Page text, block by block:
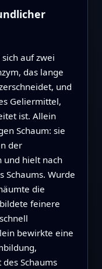
auf zwei
das lange
und
Geliermittel,
ist. Allein
Schaum: sie
der
und hielt nach
Schaums. Wurde
die
feinere
bewirkte eine
Schaums